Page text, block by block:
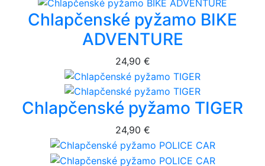
Chlapčenské pyžamo BIKE
ADVENTURE
24,90 €
Chlapčenské pyžamo TIGER
24,90 €